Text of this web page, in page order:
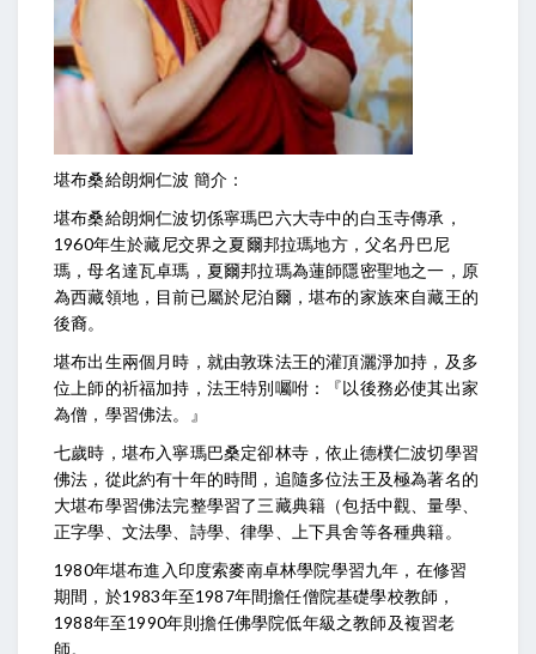
堪布桑給朗炯仁波 簡介：
堪布桑給朗炯仁波切係寧瑪巴六大寺中的白玉寺傳承，
1960年生於藏尼交界之夏爾邦拉瑪地方，父名丹巴尼
瑪，母名達瓦卓瑪，夏爾邦拉瑪為蓮師隱密聖地之一，原
為西藏領地，目前已屬於尼泊爾，堪布的家族來自藏王的
後裔。
堪布出生兩個月時，就由敦珠法王的灌頂灑淨加持，及多
位上師的祈福加持，法王特別囑咐：『以後務必使其出家
為僧，學習佛法。』
七歲時，堪布入寧瑪巴桑定卻林寺，依止德樸仁波切學習
佛法，從此約有十年的時間，追隨多位法王及極為著名的
大堪布學習佛法完整學習了三藏典籍（包括中觀、量學、
正字學、文法學、詩學、律學、上下具舍等各種典籍。
1980年堪布進入印度索麥南卓林學院學習九年，在修習
期間，於1983年至1987年間擔任僧院基礎學校教師，
1988年至1990年則擔任佛學院低年級之教師及複習老
師。